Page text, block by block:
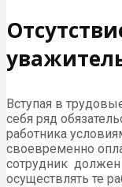
Вступая в
себя ряд
работника
своевременно
сотрудник
осуществлять те